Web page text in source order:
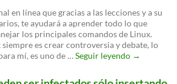
en línea que gracias a las lecciones y a su
te ayudará a aprender todo lo que
los principales comandos de Linux.
es crear controversia y debate, lo
mí, es uno de …Seguir leyendo Webminal:
→